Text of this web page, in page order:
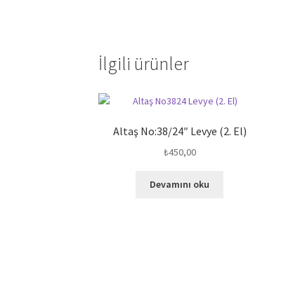
İlgili ürünler
Altaş No:38/24″ Levye (2. El)
₺450,00
Devamını oku